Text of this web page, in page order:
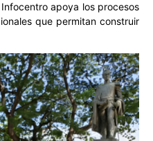
apoya los procesos
que permitan construir